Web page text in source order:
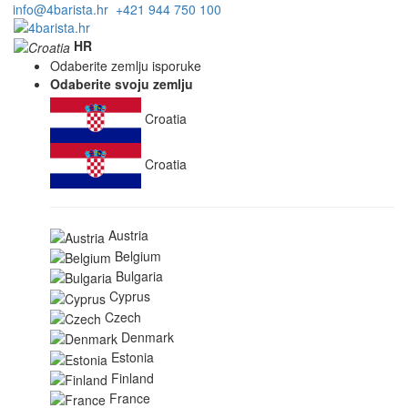
info@4barista.hr +421 944 750 100
HR
Odaberite zemlju isporuke
Odaberite svoju zemlju
Croatia
Croatia
Austria
Belgium
Bulgaria
Cyprus
Czech
Denmark
Estonia
Finland
France